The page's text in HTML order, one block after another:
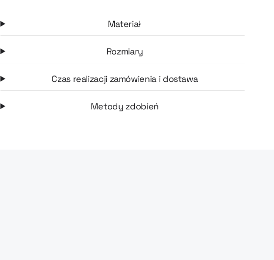
Materiał
Rozmiary
Czas realizacji zamówienia i dostawa
Metody zdobień